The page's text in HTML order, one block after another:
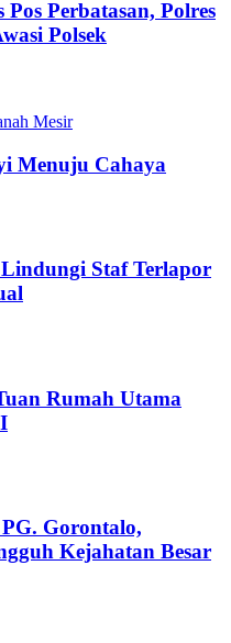
Perbatasan, Polres
Polsek
Menuju Cahaya
Staf Terlapor
Rumah Utama
Gorontalo,
Kejahatan Besar